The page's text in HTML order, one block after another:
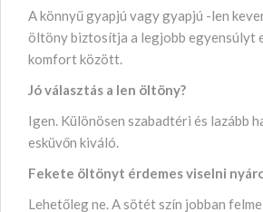
A könnyű gyapjú vagy gyapjú -len
öltöny biztosítja a legjobb egyensúlyt
komfort között.
Jó választás a len öltöny?
Igen. Különösen szabadtéri és lazább
esküvőn kiváló.
Fekete öltönyt érdemes viselni
Lehetőleg ne. A sötét szín jobban